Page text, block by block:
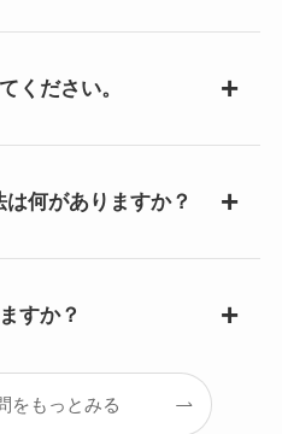
ください。
何がありますか？
すか？
をもっとみる